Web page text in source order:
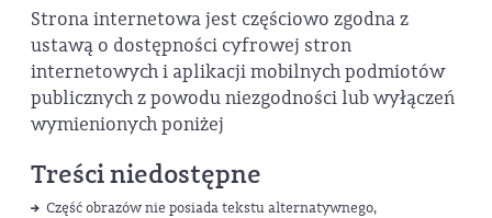
Strona internetowa jest częściowo zgodna z
ustawą o dostępności cyfrowej stron
internetowych i aplikacji mobilnych podmiotów
publicznych z powodu niezgodności lub wyłączeń
wymienionych poniżej
Treści niedostępne
Część obrazów nie posiada tekstu alternatywnego,